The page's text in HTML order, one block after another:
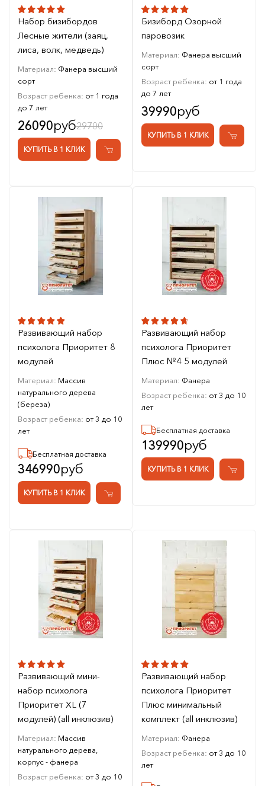
Набор бизибордов
Лесные жители (заяц,
лиса, волк, медведь)
Материал: Фанера высший
сорт
Возраст ребенка: от 1 года
до 7 лет
26090руб29700
КУПИТЬ В 1 КЛИК
Бизиборд Озорной
паровозик
Материал: Фанера высший
сорт
Возраст ребенка: от 1 года
до 7 лет
39990руб
КУПИТЬ В 1 КЛИК
Развивающий набор
психолога Приоритет 8
модулей
Материал: Массив
натурального дерева
(береза)
Возраст ребенка: от 3 до 10
лет
Бесплатная доставка
346990руб
КУПИТЬ В 1 КЛИК
Развивающий набор
психолога Приоритет
Плюс №4 5 модулей
Материал: Фанера
Возраст ребенка: от 3 до 10
лет
Бесплатная доставка
139990руб
КУПИТЬ В 1 КЛИК
Развивающий мини-
набор психолога
Приоритет XL (7
модулей) (all инклюзив)
Материал: Массив
натурального дерева,
корпус - фанера
Возраст ребенка: от 3 до 10
Развивающий набор
психолога Приоритет
Плюс минимальный
комплект (all инклюзив)
Материал: Фанера
Возраст ребенка: от 3 до 10
лет